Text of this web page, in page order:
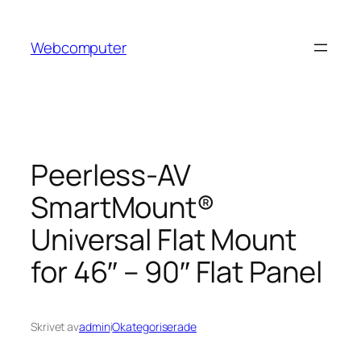
innehåll
Webcomputer
Peerless-AV
SmartMount®
Universal Flat Mount
for 46″ – 90″ Flat Panel
Skrivet avadminiOkategoriserade